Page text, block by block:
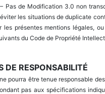
Pas de Modification 3.0 non
les situations de duplicate
les présentes mentions légales,
du Code de Propriété
DE RESPONSABILITÉ
pourra être tenue responsable
pas aux spécifications